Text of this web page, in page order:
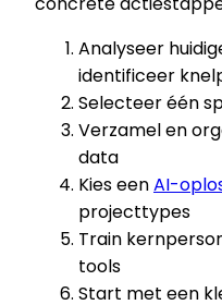
Analyseer
identificeer
Selecteer één
Verzamel en
data
Kies eenAI-
projecttypes
Train
tools
Start met een